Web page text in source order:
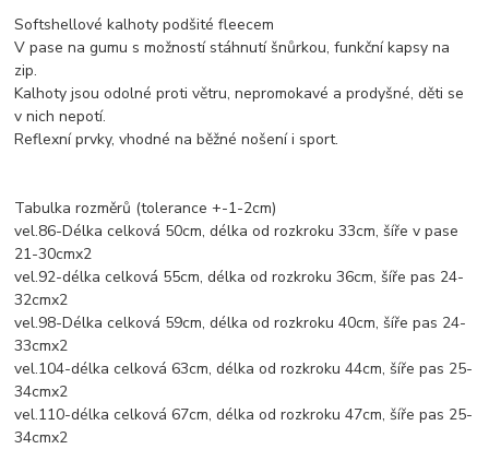
Softshellové kalhoty podšité fleecem
V pase na gumu s možností stáhnutí šnůrkou, funkční kapsy na
zip.
Kalhoty jsou odolné proti větru, nepromokavé a prodyšné, děti se
v nich nepotí.
Reflexní prvky, vhodné na běžné nošení i sport.
Tabulka rozměrů (tolerance +-1-2cm)
vel.86-Délka celková 50cm, délka od rozkroku 33cm, šíře v pase
21-30cmx2
vel.92-délka celková 55cm, délka od rozkroku 36cm, šíře pas 24-
32cmx2
vel.98-Délka celková 59cm, délka od rozkroku 40cm, šíře pas 24-
33cmx2
vel.104-délka celková 63cm, délka od rozkroku 44cm, šíře pas 25-
34cmx2
vel.110-délka celková 67cm, délka od rozkroku 47cm, šíře pas 25-
34cmx2